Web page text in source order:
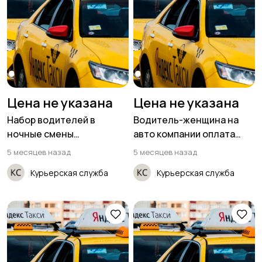
Цена не указана
Набор водителей в
ночные смены
(приглашаем женщин)
5 месяцев назад
Курьерская служба
Цена не указана
Водитель-женщина на
авто компании оплата
ежедневно
5 месяцев назад
Курьерская служба